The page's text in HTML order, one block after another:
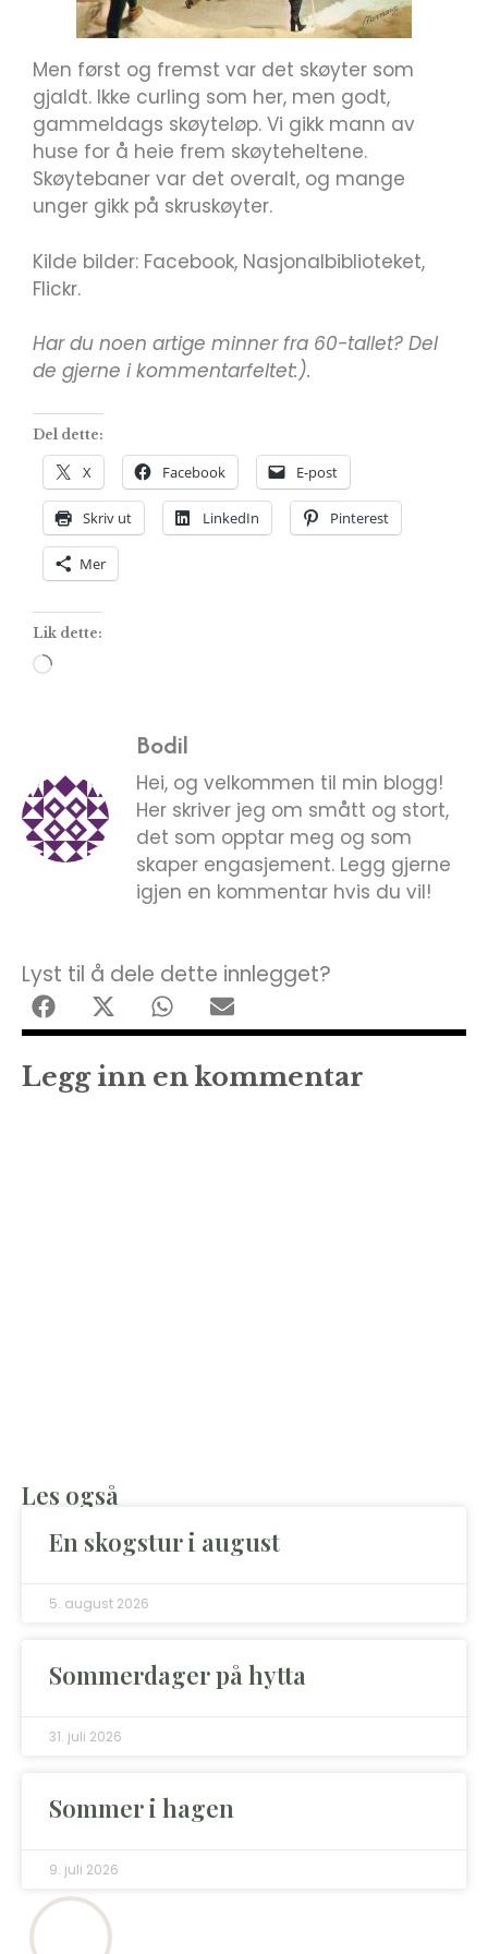
Men først og fremst var det skøyter som
gjaldt. Ikke curling som her, men godt,
gammeldags skøyteløp. Vi gikk mann av
huse for å heie frem skøyteheltene.
Skøytebaner var det overalt, og mange
unger gikk på skruskøyter.
Kilde bilder: Facebook, Nasjonalbiblioteket,
Flickr.
Har du noen artige minner fra 60-tallet? Del
de gjerne i kommentarfeltet:).
Del dette:
X Facebook E-post
Skriv ut LinkedIn Pinterest
Mer
Lik dette:
Bodil
Hei, og velkommen til min blogg!
Her skriver jeg om smått og stort,
det som opptar meg og som
skaper engasjement. Legg gjerne
igjen en kommentar hvis du vil!
Lyst til å dele dette innlegget?
Legg inn en kommentar
Les også
En skogstur i august
5. august 2026
Sommerdager på hytta
31. juli 2026
Sommer i hagen
9. juli 2026